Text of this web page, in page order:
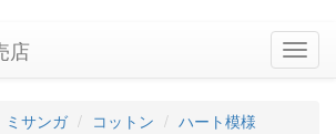
店
ミサンガ コットン
ハート模様